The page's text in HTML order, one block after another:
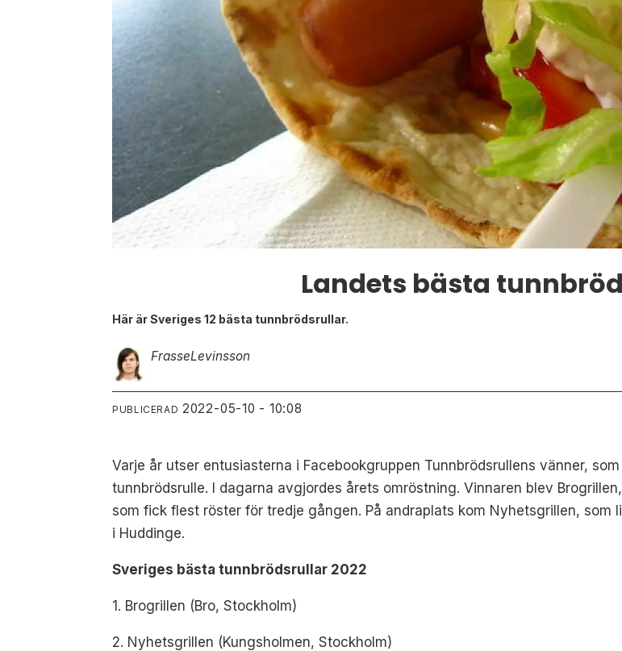
Landets bästa
Här är Sveriges 12 bästa tunnbrödsrullar.
FrasseLevinsson
PUBLICERAD 2022-05-10 - 10:08
Varje år utser entusiasterna i Facebookgruppen Tunnbrödsrullens vänner,
tunnbrödsrulle. I dagarna avgjordes årets omröstning. Vinnaren blev
som fick flest röster för tredje gången. På andraplats kom Nyhetsgrillen, som
i Huddinge.
Sveriges bästa tunnbrödsrullar 2022
1. Brogrillen (Bro, Stockholm)
2. Nyhetsgrillen (Kungsholmen, Stockholm)